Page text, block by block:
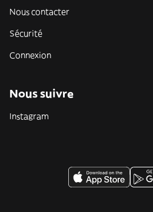
Nous contacter
Sécurité
Connexion
Nous suivre
Instagram